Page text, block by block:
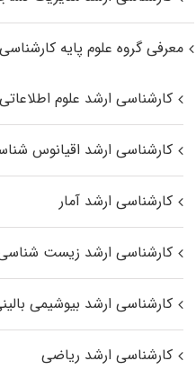
معرفی گروه علوم پایه
کارشناسی ارشد علوم اطلاعاتی
کارشناسی ارشد اقیانوس‌
کارشناسی ارشد آمار
کارشناسی ارشد زیست
کارشناسی ارشد بیوشیمی
کارشناسی ارشد ریاضی